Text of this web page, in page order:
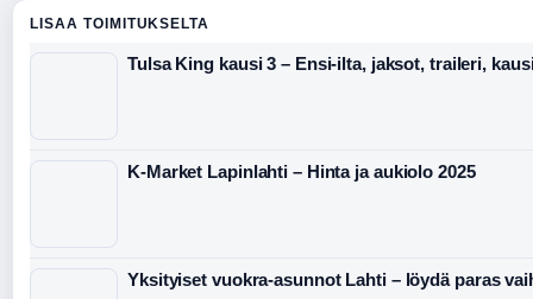
LISAA TOIMITUKSELTA
Tulsa King kausi 3 – Ensi-ilta, jaksot, traileri,
K-Market Lapinlahti – Hinta ja aukiolo 2025
Yksityiset vuokra-asunnot Lahti – löydä paras